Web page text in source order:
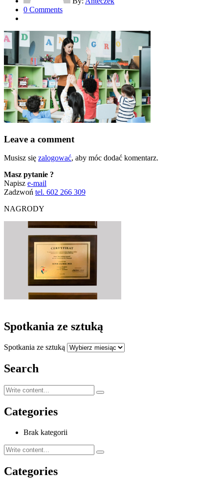
0 Comments
Leave a comment
Musisz się zalogować, aby móc dodać komentarz.
Masz pytanie ?
Napisz e-mail
Zadzwoń tel. 602 266 309
NAGRODY
Spotkania ze sztuką
Spotkania ze sztuką
Search
Categories
Brak kategorii
Categories